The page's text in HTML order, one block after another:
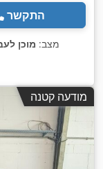
התקשר
מצב: מוכן
מודעה קטנה